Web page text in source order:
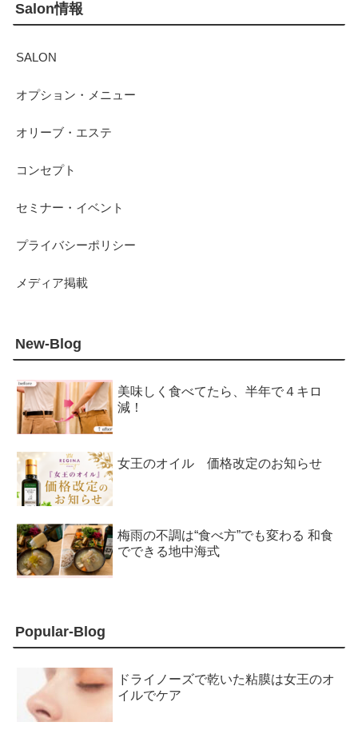
Salon情報
SALON
オプション・メニュー
オリーブ・エステ
コンセプト
セミナー・イベント
プライバシーポリシー
メディア掲載
New-Blog
美味しく食べてたら、半年で４キロ
減！
女王のオイル 価格改定のお知らせ
梅雨の不調は“食べ方”でも変わる 和食
でできる地中海式
Popular-Blog
ドライノーズで乾いた粘膜は女王のオ
イルでケア